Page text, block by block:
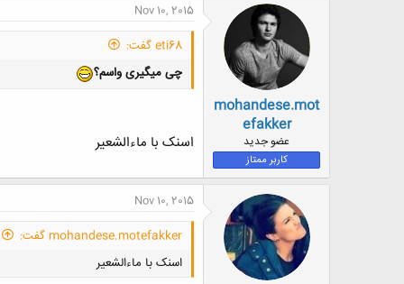
mohandese.mot
efakker
عضو جدید
کاربر ممتاز
Nov 10, 2015
eti68 گفت:
چی میگیری واسم؟
اسنک با ماءالشعیر
Nov 10, 2015
mohandese.motefakker گفت:
اسنک با ماءالشعیر